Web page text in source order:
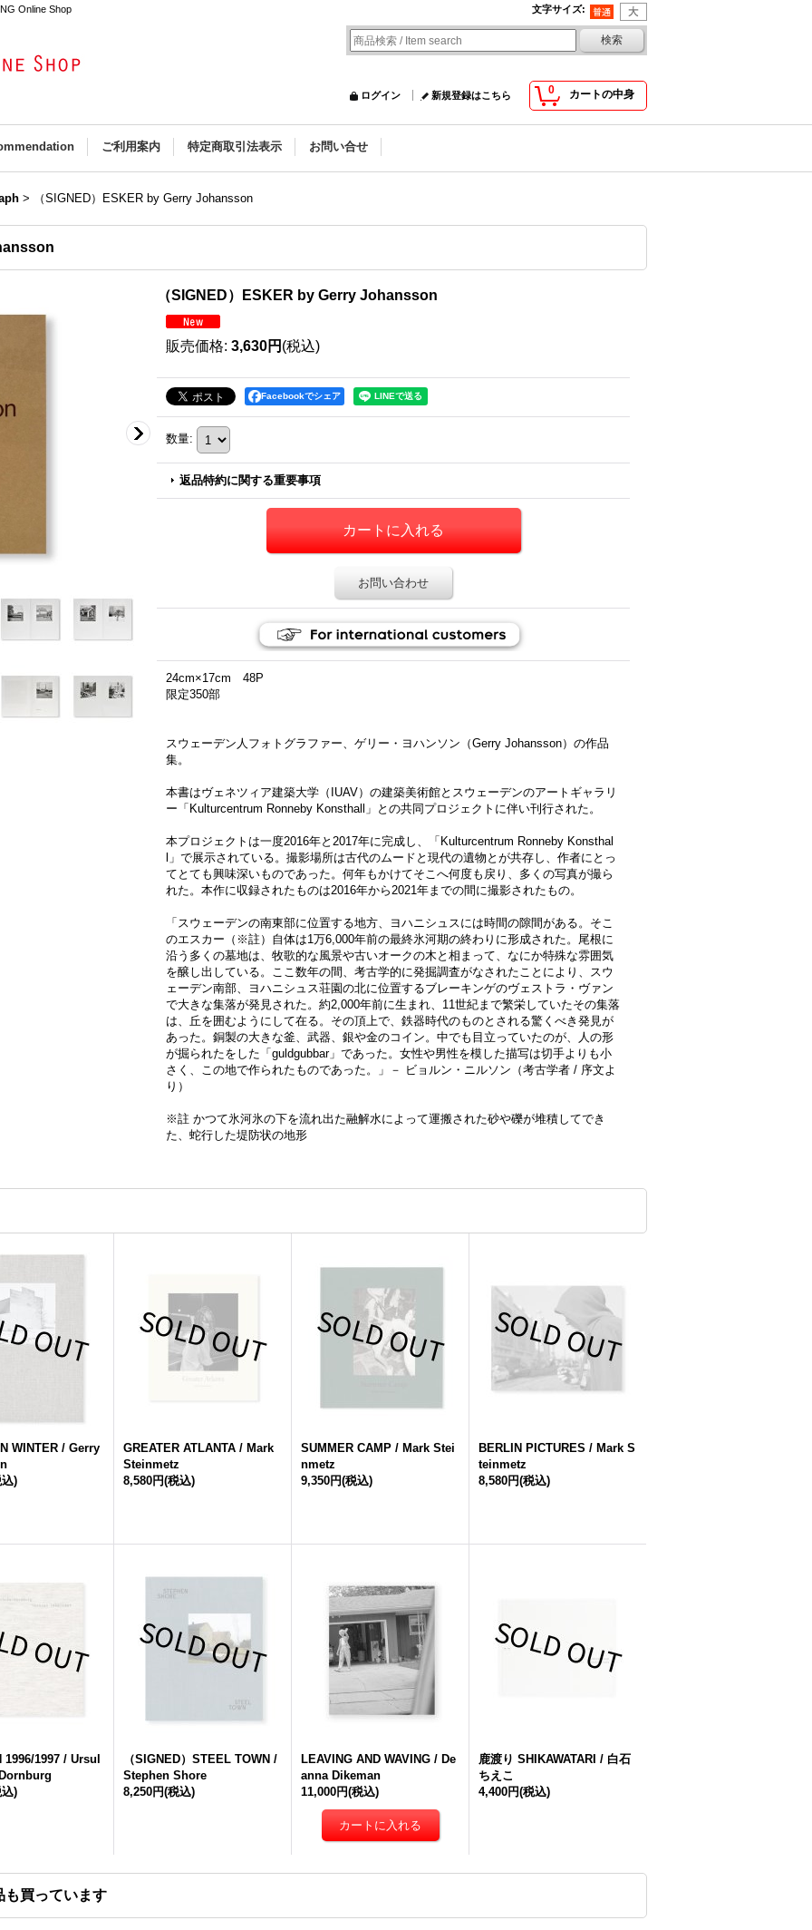
Online Shop 文字サイズ:
0 カートの中身
ログイン 新規登録はこちら
ご利用案内 特定商取引法表示 お問い合せ
> （SIGNED）ESKER by Gerry Johansson
（SIGNED）ESKER by Gerry Johansson
販売価格: 3,630円 (税込)
Facebookでシェア
数量:
返品特約に関する重要事項
お問い合わせ
24cm×17cm 48P
限定350部
スウェーデン人フォトグラファー、ゲリー・ヨハンソン（Gerry Johansson）の作品
集。
本書はヴェネツィア建築大学（IUAV）の建築美術館とスウェーデンのアートギャラリ
ー「Kulturcentrum Ronneby Konsthall」との共同プロジェクトに伴い刊行された。
本プロジェクトは一度2016年と2017年に完成し、「Kulturcentrum Ronneby Konsthal
l」で展示されている。撮影場所は古代のムードと現代の遺物とが共存し、作者にとっ
てとても興味深いものであった。何年もかけてそこへ何度も戻り、多くの写真が撮ら
れた。本作に収録されたものは2016年から2021年までの間に撮影されたもの。
「スウェーデンの南東部に位置する地方、ヨハニシュスには時間の隙間がある。そこ
のエスカー（※註）自体は1万6,000年前の最終氷河期の終わりに形成された。尾根に
沿う多くの墓地は、牧歌的な風景や古いオークの木と相まって、なにか特殊な雰囲気
を醸し出している。ここ数年の間、考古学的に発掘調査がなされたことにより、スウ
ェーデン南部、ヨハニシュス荘園の北に位置するブレーキンゲのヴェストラ・ヴァン
で大きな集落が発見された。約2,000年前に生まれ、11世紀まで繁栄していたその集落
は、丘を囲むようにして在る。その頂上で、鉄器時代のものとされる驚くべき発見が
あった。銅製の大きな釜、武器、銀や金のコイン。中でも目立っていたのが、人の形
が掘られたをした「guldgubbar」であった。女性や男性を模した描写は切手よりも小
さく、この地で作られたものであった。」－ ビョルン・ニルソン（考古学者 / 序文よ
り）
※註 かつて氷河氷の下を流れ出た融解水によって運搬された砂や礫が堆積してでき
た、蛇行した堤防状の地形
WINTER / Gerry
)
GREATER ATLANTA / Mark
Steinmetz
8,580円(税込)
SUMMER CAMP / Mark Stei
nmetz
9,350円(税込)
BERLIN PICTURES / Mark S
teinmetz
8,580円(税込)
1996/1997 / Ursul
)
（SIGNED）STEEL TOWN /
Stephen Shore
8,250円(税込)
LEAVING AND WAVING / De
anna Dikeman
11,000円(税込)
鹿渡り SHIKAWATARI / 白石
ちえこ
4,400円(税込)
も買っています